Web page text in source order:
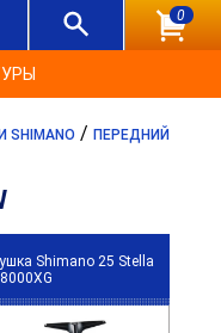
0
SHIMANO / ПЕРЕДНИЙ
Shimano 25 Stella